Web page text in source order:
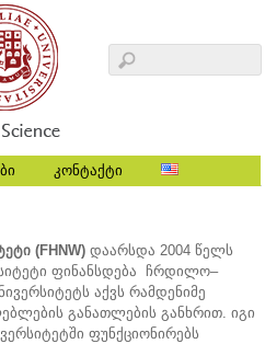
კონტაქტი
(FHNW) დაარსდა 2004 წელს
ფინანსდება ჩრდილო–
აქვს რამდენიმე
განათლების განხრით. იგი
ფუნქციონირებს